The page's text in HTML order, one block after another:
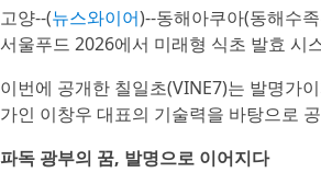
고양--(뉴스와이어)--동해아쿠아(동해수
서울푸드 2026에서 미래형 식초 발효 시
이번에 공개한 칠일초(VINE7)는 발명가
가인 이창우 대표의 기술력을 바탕으로
파독 광부의 꿈, 발명으로 이어지다